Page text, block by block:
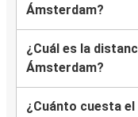
Ámsterdam?
¿Cuál es la
Ámsterdam?
¿Cuánto cuesta